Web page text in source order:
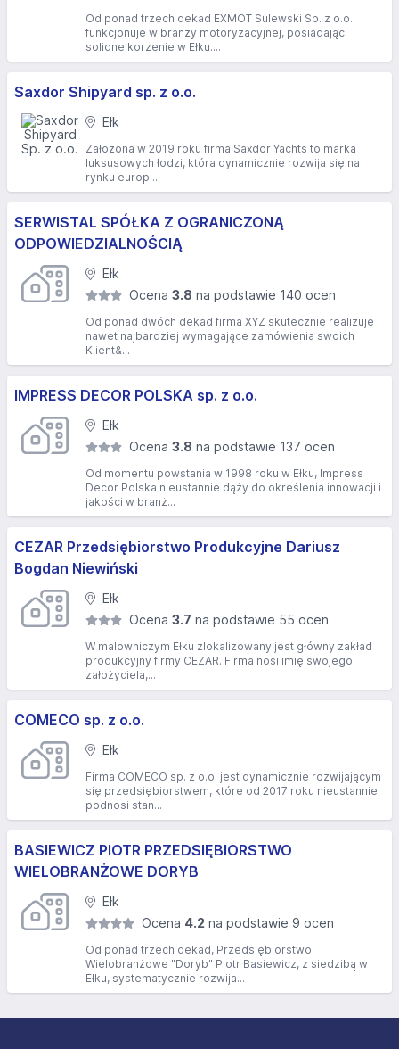
Od ponad trzech dekad EXMOT Sulewski Sp. z o.o.
funkcjonuje w branży motoryzacyjnej, posiadając
solidne korzenie w Ełku....
Saxdor Shipyard sp. z o.o.
Ełk
Założona w 2019 roku firma Saxdor Yachts to marka
luksusowych łodzi, która dynamicznie rozwija się na
rynku europ...
SERWISTAL SPÓŁKA Z OGRANICZONĄ
ODPOWIEDZIALNOŚCIĄ
Ełk
Ocena3.8 na podstawie 140 ocen
Od ponad dwóch dekad firma XYZ skutecznie realizuje
nawet najbardziej wymagające zamówienia swoich
Klient&...
IMPRESS DECOR POLSKA sp. z o.o.
Ełk
Ocena3.8 na podstawie 137 ocen
Od momentu powstania w 1998 roku w Ełku, Impress
Decor Polska nieustannie dąży do określenia innowacji i
jakości w branż...
CEZAR Przedsiębiorstwo Produkcyjne Dariusz
Bogdan Niewiński
Ełk
Ocena3.7 na podstawie 55 ocen
W malowniczym Ełku zlokalizowany jest główny zakład
produkcyjny firmy CEZAR. Firma nosi imię swojego
założyciela,...
COMECO sp. z o.o.
Ełk
Firma COMECO sp. z o.o. jest dynamicznie rozwijającym
się przedsiębiorstwem, które od 2017 roku nieustannie
podnosi stan...
BASIEWICZ PIOTR PRZEDSIĘBIORSTWO
WIELOBRANŻOWE DORYB
Ełk
Ocena 4.2 na podstawie 9 ocen
Od ponad trzech dekad, Przedsiębiorstwo
Wielobranżowe "Doryb" Piotr Basiewicz, z siedzibą w
Ełku, systematycznie rozwija...